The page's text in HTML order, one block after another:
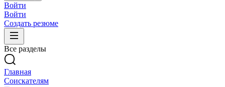
Войти
Войти
Создать резюме
Все разделы
Главная
Соискателям